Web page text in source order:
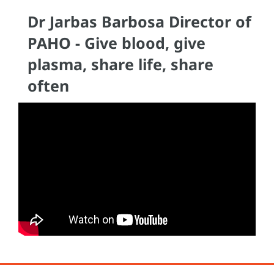
Dr Jarbas Barbosa Director of
PAHO - Give blood, give
plasma, share life, share
often